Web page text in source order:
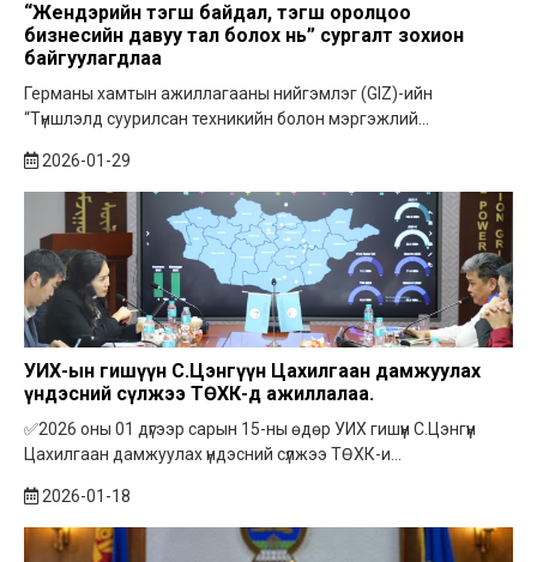
“Жендэрийн тэгш байдал, тэгш оролцоо
бизнесийн давуу тал болох нь” сургалт зохион
байгуулагдлаа
Германы хамтын ажиллагааны нийгэмлэг (GIZ)-ийн
“Түншлэлд суурилсан техникийн болон мэргэжлий...
2026-01-29
УИХ-ын гишүүн С.Цэнгүүн Цахилгаан дамжуулах
үндэсний сүлжээ ТӨХК-д ажиллалаа.
✅2026 оны 01 дүгээр сарын 15-ны өдөр УИХ гишүүн С.Цэнгүүн
Цахилгаан дамжуулах үндэсний сүлжээ ТӨХК-и...
2026-01-18